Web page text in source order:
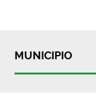
MUNICIPIO